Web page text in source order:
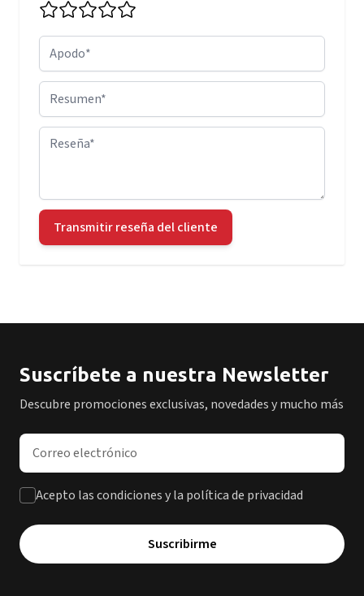
Apodo
Resumen
Reseña
Transmitir reseña del cliente
Suscríbete a nuestra Newsletter
Descubre promociones exclusivas, novedades y mucho más
Dirección de correo electrónico
Acepto las condiciones y la política de privacidad
Suscribirme